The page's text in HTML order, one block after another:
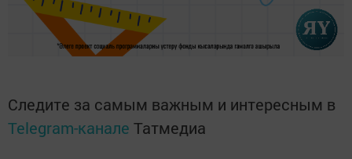
Следите за самым важным и интересным в
Telegram-канале Татмедиа